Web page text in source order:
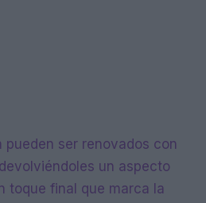
pueden ser renovados con
un aspecto
toque final que marca la